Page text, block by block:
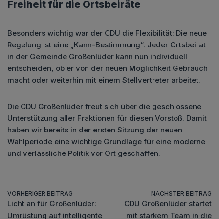
Freiheit für die Ortsbeiräte
Besonders wichtig war der CDU die Flexibilität: Die neue
Regelung ist eine „Kann-Bestimmung“. Jeder Ortsbeirat
in der Gemeinde Großenlüder kann nun individuell
entscheiden, ob er von der neuen Möglichkeit Gebrauch
macht oder weiterhin mit einem Stellvertreter arbeitet.
Die CDU Großenlüder freut sich über die geschlossene
Unterstützung aller Fraktionen für diesen Vorstoß. Damit
haben wir bereits in der ersten Sitzung der neuen
Wahlperiode eine wichtige Grundlage für eine moderne
und verlässliche Politik vor Ort geschaffen.
VORHERIGER BEITRAG
Licht an für Großenlüder:
Umrüstung auf intelligente
NÄCHSTER BEITRAG
CDU Großenlüder startet
mit starkem Team in die